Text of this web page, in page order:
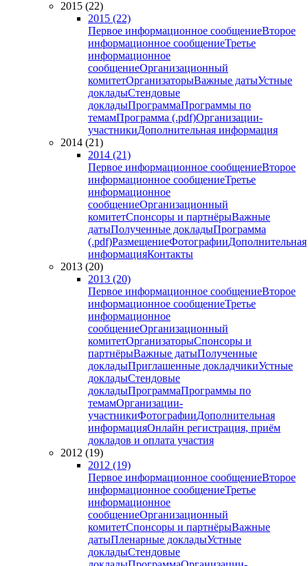
2015 (22)
2015 (22)
Первое информационное сообщениеВторое
информационное сообщениеТретье
информационное
сообщениеОрганизационный
комитетОрганизаторыВажные датыУстные
докладыСтендовые
докладыПрограммаПрограммы по
темамПрограмма (.pdf)Организации-
участникиДополнительная информация
2014 (21)
2014 (21)
Первое информационное сообщениеВторое
информационное сообщениеТретье
информационное
сообщениеОрганизационный
комитетСпонсоры и партнёрыВажные
датыПолученные докладыПрограмма
(.pdf)РазмещениеФотографииДополнительная
информацияКонтакты
2013 (20)
2013 (20)
Первое информационное сообщениеВторое
информационное сообщениеТретье
информационное
сообщениеОрганизационный
комитетОрганизаторыСпонсоры и
партнёрыВажные датыПолученные
докладыПриглашенные докладчикиУстные
докладыСтендовые
докладыПрограммаПрограммы по
темамОрганизации-
участникиФотографииДополнительная
информацияОнлайн регистрация, приём
докладов и оплата участия
2012 (19)
2012 (19)
Первое информационное сообщениеВторое
информационное сообщениеТретье
информационное
сообщениеОрганизационный
комитетСпонсоры и партнёрыВажные
датыПленарные докладыУстные
докладыСтендовые